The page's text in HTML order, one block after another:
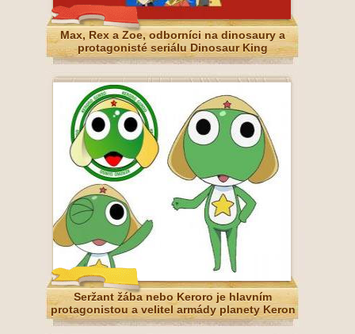
Max, Rex a Zoe, odborníci na dinosaury a
protagonisté seriálu Dinosaur King
Seržant žába nebo Keroro je hlavním
protagonistou a velitel armády planety Keron
je